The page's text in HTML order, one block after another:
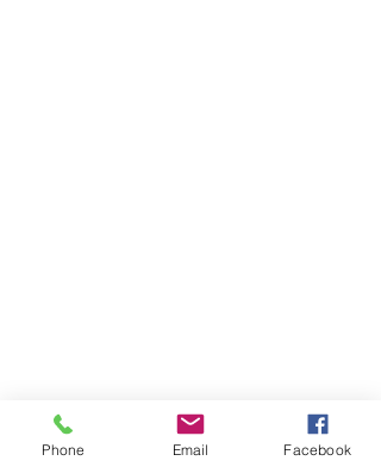
Phone Email Facebook